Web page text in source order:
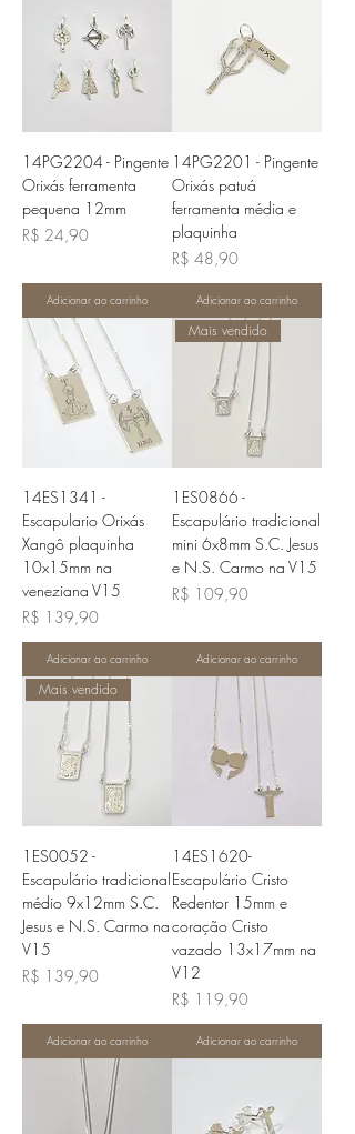
14PG2204 - Pingente
Orixás ferramenta
pequena 12mm
Preço
R$ 24,90
Adicionar ao carrinho
14PG2201 - Pingente
Orixás patuá
ferramenta média e
plaquinha
Preço
R$ 48,90
Adicionar ao carrinho
14ES1341 -
Escapulario Orixás
Xangô plaquinha
10x15mm na
veneziana V15
Preço
R$ 139,90
Adicionar ao carrinho
Mais vendido
1ES0866 -
Escapulário tradicional
mini 6x8mm S.C. Jesus
e N.S. Carmo na V15
Preço
R$ 109,90
Adicionar ao carrinho
Mais vendido
1ES0052 -
Escapulário tradicional
médio 9x12mm S.C.
Jesus e N.S. Carmo na
V15
Preço
R$ 139,90
Adicionar ao carrinho
14ES1620-
Escapulário Cristo
Redentor 15mm e
coração Cristo
vazado 13x17mm na
V12
Preço
R$ 119,90
Adicionar ao carrinho